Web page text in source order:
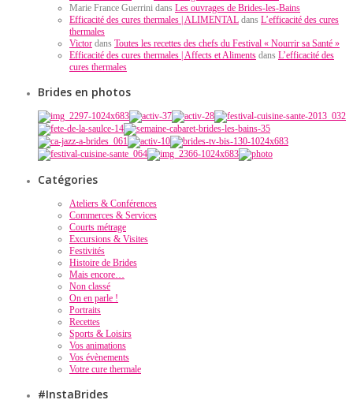
Marie France Guerrini dans Les ouvrages de Brides-les-Bains
Efficacité des cures thermales | ALIMENTAL dans L’efficacité des cures
thermales
Victor dans Toutes les recettes des chefs du Festival « Nourrir sa Santé »
Efficacité des cures thermales | Affects et Aliments dans L’efficacité des
cures thermales
Brides en photos
Catégories
Ateliers & Conférences
Commerces & Services
Courts métrage
Excursions & Visites
Festivités
Histoire de Brides
Mais encore…
Non classé
On en parle !
Portraits
Recettes
Sports & Loisirs
Vos animations
Vos évènements
Votre cure thermale
#InstaBrides